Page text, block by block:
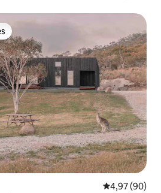
4,97 de uma
4,97 (90)